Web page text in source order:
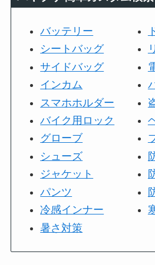
バッテリー
シートバッグ
サイドバッグ
インカム
スマホホルダー
バイク用ロック
グローブ
シューズ
ジャケット
パンツ
冷感インナー
暑さ対策